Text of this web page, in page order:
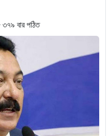
৩৭৯ বার পঠিত